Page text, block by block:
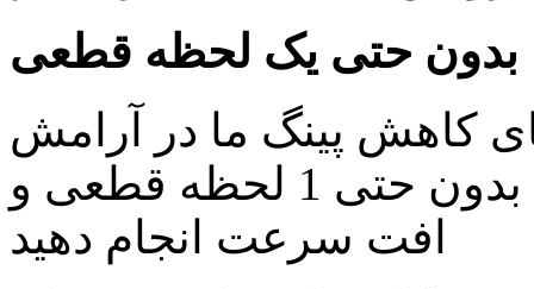
بدون حتی یک لحظه قطعی
کاهش پینگ ما در آرامش
خاطر کار های روزمره خود را بدون حتی 1 لحظه قطعی و
افت سرعت انجام دهید